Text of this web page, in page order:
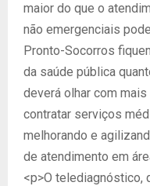
maior do que o
não emergenciais
Pronto-Socorros
da saúde pública
deverá olhar com
contratar serviços
melhorando e
de atendimento em
<p>O telediagnóstico,